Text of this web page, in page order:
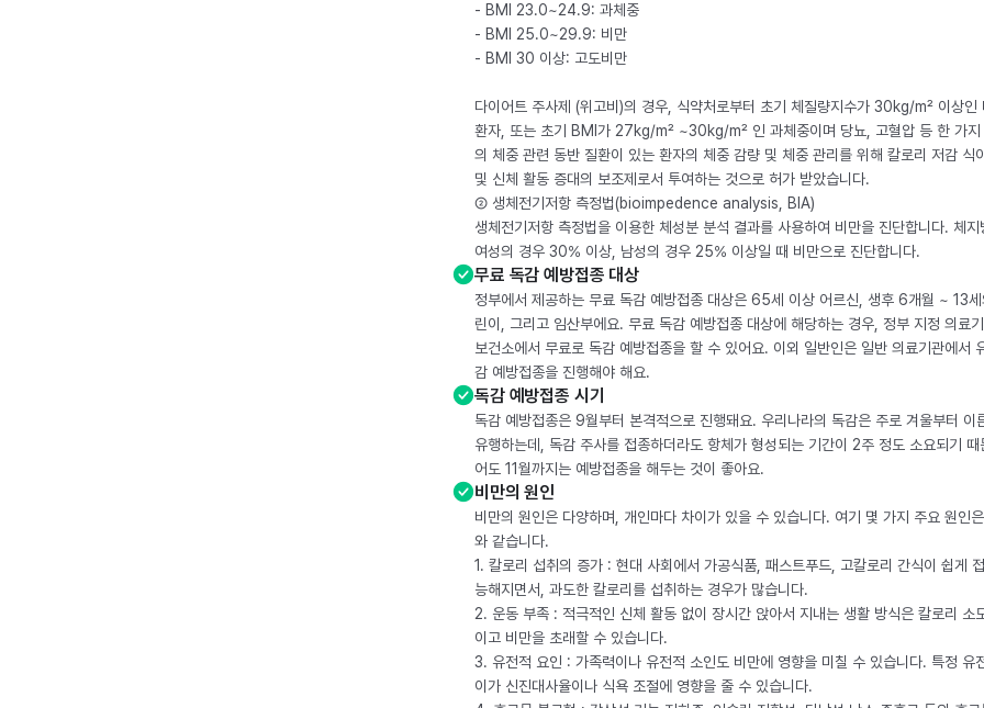
- BMI 23.0~24.9: 과체중
- BMI 25.0~29.9: 비만
- BMI 30 이상: 고도비만
다이어트 주사제 (위고비)의 경우, 식약처로부터 초기 체질량지수가 30kg/m² 이상인
환자, 또는 초기 BMI가 27kg/m² ~30kg/m² 인 과체중이며 당뇨, 고혈압 등 한 가지
의 체중 관련 동반 질환이 있는 환자의 체중 감량 및 체중 관리를 위해 칼로리 저감 식
및 신체 활동 증대의 보조제로서 투여하는 것으로 허가 받았습니다.
② 생체전기저항 측정법(bioimpedence analysis, BIA)
생체전기저항 측정법을 이용한 체성분 분석 결과를 사용하여 비만을 진단합니다. 체지
여성의 경우 30% 이상, 남성의 경우 25% 이상일 때 비만으로 진단합니다.
무료 독감 예방접종 대상
정부에서 제공하는 무료 독감 예방접종 대상은 65세 이상 어르신, 생후 6개월 ~ 13
린이, 그리고 임산부에요. 무료 독감 예방접종 대상에 해당하는 경우, 정부 지정 의료
보건소에서 무료로 독감 예방접종을 할 수 있어요. 이외 일반인은 일반 의료기관에서
감 예방접종을 진행해야 해요.
독감 예방접종 시기
독감 예방접종은 9월부터 본격적으로 진행돼요. 우리나라의 독감은 주로 겨울부터 이
유행하는데, 독감 주사를 접종하더라도 항체가 형성되는 기간이 2주 정도 소요되기 때
어도 11월까지는 예방접종을 해두는 것이 좋아요.
비만의 원인
비만의 원인은 다양하며, 개인마다 차이가 있을 수 있습니다. 여기 몇 가지 주요 원인
와 같습니다.
1. 칼로리 섭취의 증가 : 현대 사회에서 가공식품, 패스트푸드, 고칼로리 간식이 쉽게
능해지면서, 과도한 칼로리를 섭취하는 경우가 많습니다.
2. 운동 부족 : 적극적인 신체 활동 없이 장시간 앉아서 지내는 생활 방식은 칼로리 소
이고 비만을 초래할 수 있습니다.
3. 유전적 요인 : 가족력이나 유전적 소인도 비만에 영향을 미칠 수 있습니다. 특정 유
이가 신진대사율이나 식욕 조절에 영향을 줄 수 있습니다.